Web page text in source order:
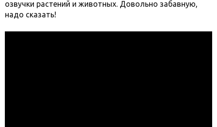
озвучки растений и животных. Довольно забавную,
надо сказать!